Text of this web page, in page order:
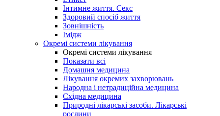
Інтимне життя. Секс
Здоровий спосіб життя
Зовнішність
Імідж
Окремі системи лікування
Окремі системи лікування
Показати всі
Домашня медицина
Лікування окремих захворювань
Народна і нетрадиційна медицина
Східна медицина
Природні лікарські засоби. Лікарські
рослини